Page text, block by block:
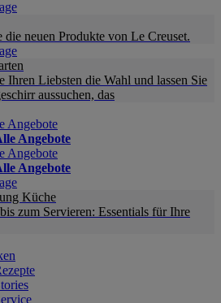
die neuen Produkte von Le Creuset.
Ihren Liebsten die Wahl und lassen Sie
aussuchen, das
Angebote
Angebote
Angebote
Angebote
Küche
zum Servieren: Essentials für Ihre